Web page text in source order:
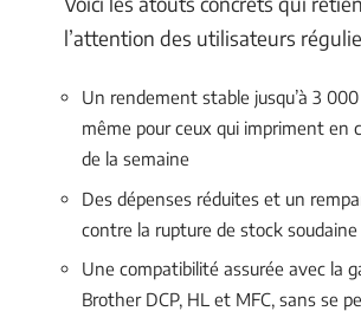
l’attention des utilisateurs
Un rendement stable jusqu’à 3 000
même pour ceux qui impriment en
de la semaine
Des dépenses réduites et un
contre la rupture de stock soudaine
Une compatibilité assurée avec la
Brother DCP, HL et MFC, sans se